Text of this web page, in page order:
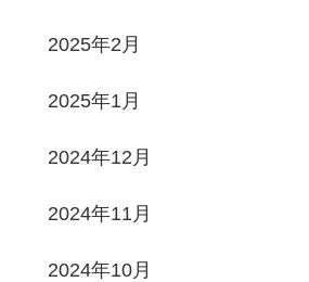
2025年2月
2025年1月
2024年12月
2024年11月
2024年10月